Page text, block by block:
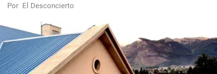
Por El Desconcierto